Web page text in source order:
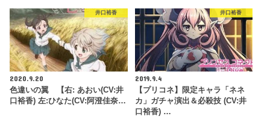
井口裕香
2020.9.20
色違いの翼 【右: あおい(CV:井
口裕香) 左:ひなた(CV:阿澄佳奈…
井口裕香
2019.9.4
【プリコネ】限定キャラ「ネネ
カ」ガチャ演出＆必殺技 (CV:井
口裕香) …